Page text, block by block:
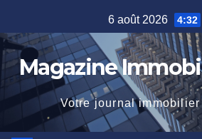
to
content
6 août 2026 4:32
Magazine
Votre journal